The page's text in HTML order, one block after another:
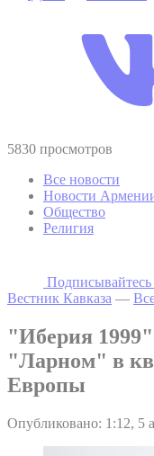
5830 просмотров
Все новости
Новости
Общество
Религия
Подписывайтесь
Вестник Кавказа —
"Иберия
"Ларном" в
Европы
Опубликовано: 1:12, 5